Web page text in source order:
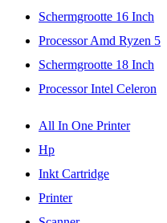
Schermgrootte 16 Inch
Processor Amd Ryzen 5
Schermgrootte 18 Inch
Processor Intel Celeron
All In One Printer
Hp
Inkt Cartridge
Printer